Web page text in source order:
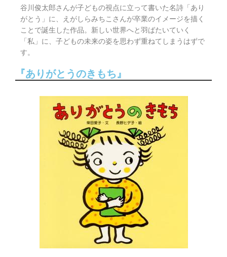
谷川俊太郎さんが子どもの視点に立って書いた名詩「あり
がとう」に、えがしらみちこさんが卒業のイメージを描く
ことで誕生した作品。新しい世界へと羽ばたいていく
「私」に、子どもの未来の姿を思わず重ねてしまうはずで
す。
『ありがとうのきもち』